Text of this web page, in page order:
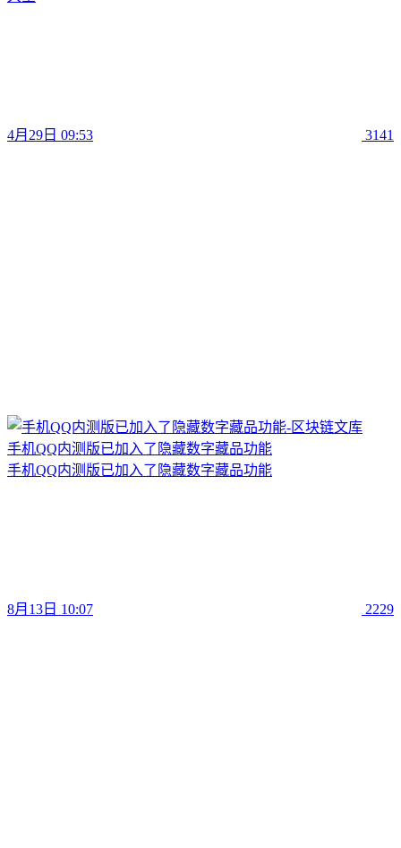
4月29日 09:53 3141
手机QQ内测版已加入了隐藏数字藏品功能
手机QQ内测版已加入了隐藏数字藏品功能
8月13日 10:07 2229